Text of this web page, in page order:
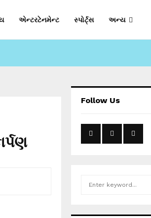
એન્ટરટેનમેન્ટ સ્પોર્ટ્સ અન્ય
Follow Us